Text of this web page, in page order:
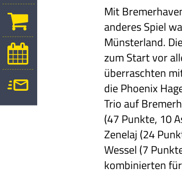
Mit
anderes Spiel
Münsterland.
zum Start vor
überraschten
die Phoenix
Trio auf
(47 Punkte, 10
Zenelaj (24
Wessel (7
kombinierten